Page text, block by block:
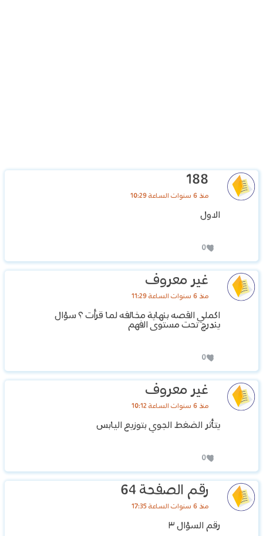
188
منذ 6 سنوات الساعة 10:29
الاول
0
غير معروف
منذ 6 سنوات الساعة 11:29
اكملي القصه بنهاية مخالفه لما قرأت ؟ سؤال
يندرج تحت مستوى الفهم
0
غير معروف
منذ 6 سنوات الساعة 10:12
يتأثر الضغط الجوي بتوزيع اليابس
0
رقم الصفحة 64
منذ 6 سنوات الساعة 17:35
رقم السؤال ٣